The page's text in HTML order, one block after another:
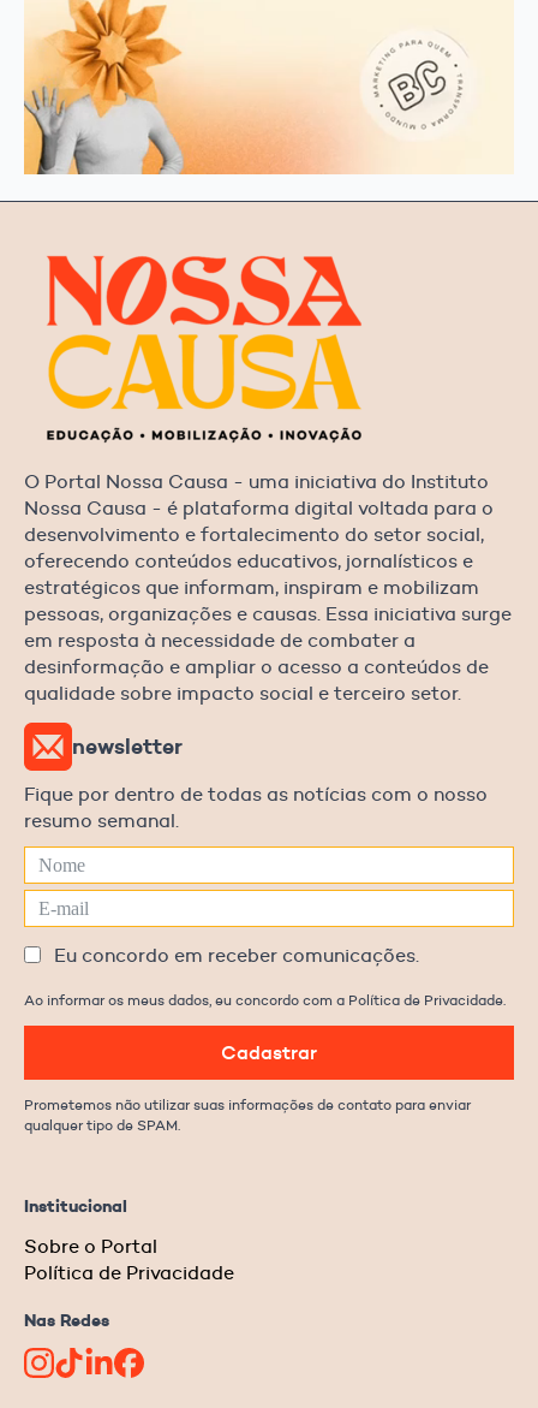
O Portal Nossa Causa - uma iniciativa do Instituto
Nossa Causa - é plataforma digital voltada para o
desenvolvimento e fortalecimento do setor social,
oferecendo conteúdos educativos, jornalísticos e
estratégicos que informam, inspiram e mobilizam
pessoas, organizações e causas. Essa iniciativa surge
em resposta à necessidade de combater a
desinformação e ampliar o acesso a conteúdos de
qualidade sobre impacto social e terceiro setor.
Institucional
Sobre o Portal
Política de Privacidade
Nas Redes
newsletter
Fique por dentro de todas as notícias com o nosso
resumo semanal.
Eu concordo em receber comunicações.
Ao informar os meus dados, eu concordo com a Política de Privacidade.
Cadastrar
Prometemos não utilizar suas informações de contato para enviar
qualquer tipo de SPAM.